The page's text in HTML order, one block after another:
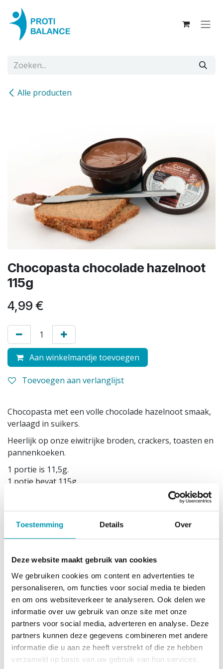
Toestemming Details Over
Deze website maakt gebruik van cookies
We gebruiken cookies om content en advertenties te
personaliseren, om functies voor social media te bieden
en om ons websiteverkeer te analyseren. Ook delen we
informatie over uw gebruik van onze site met onze
partners voor social media, adverteren en analyse. Deze
partners kunnen deze gegevens combineren met andere
informatie die u aan ze heeft verstrekt of die ze hebben
verzameld op basis van uw gebruik van hun services.
Overslaan naar inhoud
Alle producten
Chocopasta chocolade hazelnoot
115g
4,99 €
Aan winkelmandje toevoegen
Toevoegen aan verlanglijst
Chocopasta met een volle chocolade hazelnoot smaak,
verlaagd in suikers.
Heerlijk op onze eiwitrijke broden, crackers, toasten en
pannenkoeken.
1 portie is 11,5g.
1 potje bevat 115g.
proteïnedieet, het koolhydraatarm dieet en het
eiwitdieet.
Gebruiksadvies
Gebruiksklaar. Opgelet bevat zoetstoffen en polyolen:
Koel en droog bewaren buiten direct zonlicht en buiten
bereik van kinderen bewaren. Gevarieerde,
evenwichtige voeding en een gezonde levensstijl zijn
belangrijk. Plaats van herkomst deels EU. Vetarme
cacaopoeder niet EU: Afrika en Zuid-Amerika.
Ingrediënten
Zoetstoffen: maltitol en steviolglycosiden uit Stevia